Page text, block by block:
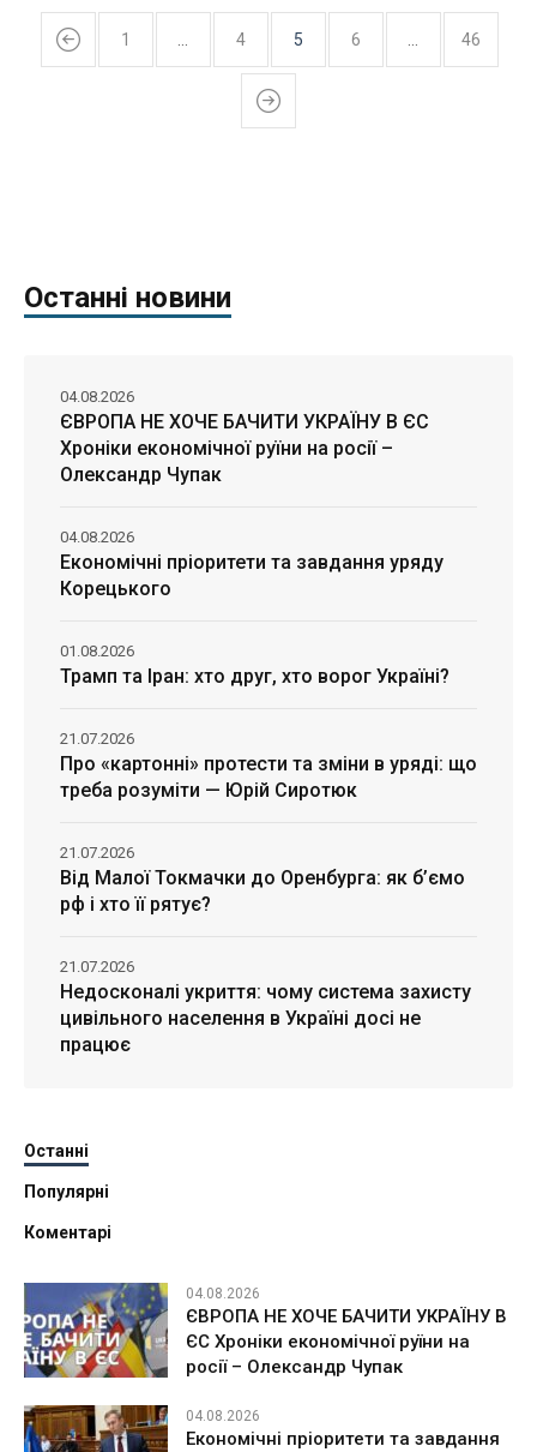
1 4 5 6 46
Останні новини
ЄВРОПА НЕ ХОЧЕ БАЧИТИ УКРАЇНУ В ЄС
Хроніки економічної руїни на росії –
Олександр Чупак
04.08.2026
Економічні пріоритети та завдання уряду
Корецького
04.08.2026
Трамп та Іран: хто друг, хто ворог Україні?
01.08.2026
Про «картонні» протести та зміни в уряді: що
треба розуміти — Юрій Сиротюк
21.07.2026
Від Малої Токмачки до Оренбурга: як б’ємо
рф і хто її рятує?
21.07.2026
Недосконалі укриття: чому система захисту
цивільного населення в Україні досі не
працює
21.07.2026
Останні
Популярні
Коментарі
04.08.2026
ЄВРОПА НЕ ХОЧЕ БАЧИТИ УКРАЇНУ В
ЄС Хроніки економічної руїни на
росії – Олександр Чупак
04.08.2026
Економічні пріоритети та завдання